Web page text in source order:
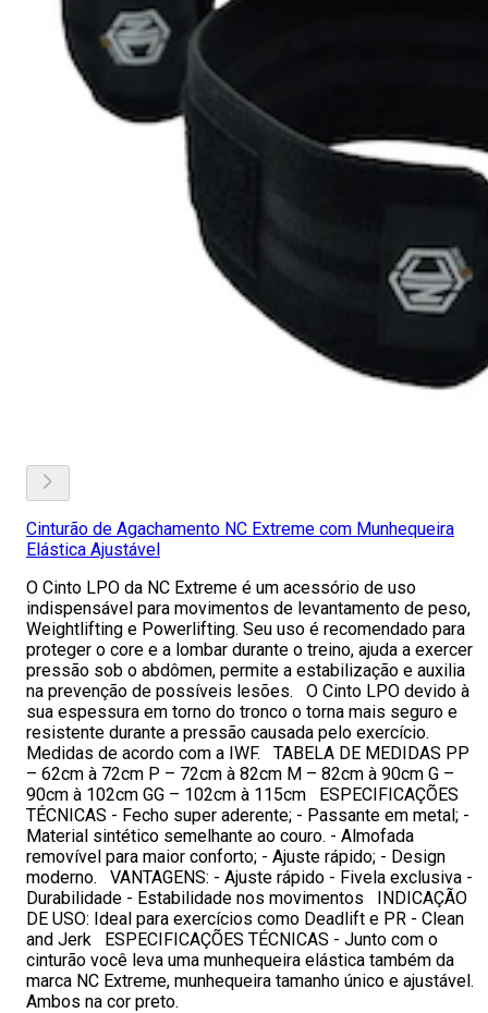
Cinturão de Agachamento NC Extreme com Munhequeira
Elástica Ajustável
O Cinto LPO da NC Extreme é um acessório de uso
indispensável para movimentos de levantamento de peso,
Weightlifting e Powerlifting. Seu uso é recomendado para
proteger o core e a lombar durante o treino, ajuda a exercer
pressão sob o abdômen, permite a estabilização e auxilia
na prevenção de possíveis lesões. O Cinto LPO devido à
sua espessura em torno do tronco o torna mais seguro e
resistente durante a pressão causada pelo exercício.
Medidas de acordo com a IWF. TABELA DE MEDIDAS PP
– 62cm à 72cm P – 72cm à 82cm M – 82cm à 90cm G –
90cm à 102cm GG – 102cm à 115cm ESPECIFICAÇÕES
TÉCNICAS - Fecho super aderente; - Passante em metal; -
Material sintético semelhante ao couro. - Almofada
removível para maior conforto; - Ajuste rápido; - Design
moderno. VANTAGENS: - Ajuste rápido - Fivela exclusiva -
Durabilidade - Estabilidade nos movimentos INDICAÇÃO
DE USO: Ideal para exercícios como Deadlift e PR - Clean
and Jerk ESPECIFICAÇÕES TÉCNICAS - Junto com o
cinturão você leva uma munhequeira elástica também da
marca NC Extreme, munhequeira tamanho único e ajustável.
Ambos na cor preto.